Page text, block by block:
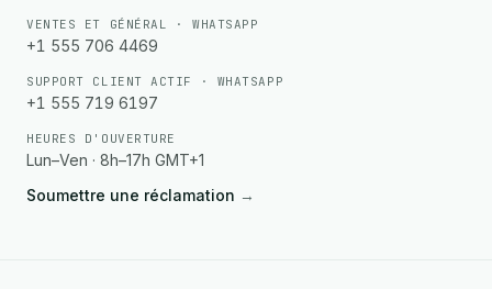
VENTES ET GÉNÉRAL · WHATSAPP
+1 555 706 4469
SUPPORT CLIENT ACTIF · WHATSAPP
+1 555 719 6197
HEURES D'OUVERTURE
Lun–Ven · 8h–17h GMT+1
Soumettre une réclamation →